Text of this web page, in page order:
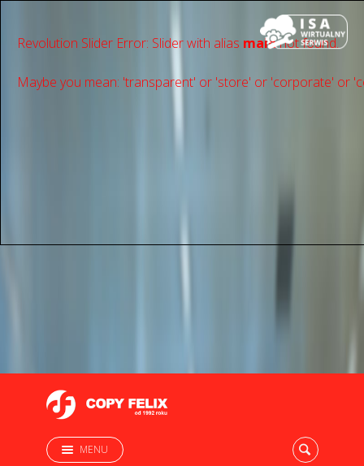
Revolution Slider Error: Slider with alias mainnot found.
Maybe you mean: 'transparent' or 'store' or 'сorporate' or
MENU